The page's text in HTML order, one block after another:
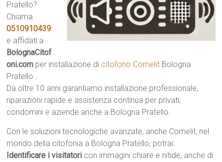
Pratello?
Chiama
0510910439
e affidati a
BolognaCitof
oni.com per installazione di citofono Comelit Bologna
Pratello .
Da oltre 10 anni garantiamo installazione professionale,
riparazioni rapide e assistenza continua per privati,
condomini e aziende anche a Bologna Pratello.
Con le soluzioni tecnologiche avanzate, anche Comelit, nel
mondo della citofonia a Bologna Pratello, potrai:
Identificare i visitatori con immagini chiare e nitide, anche di